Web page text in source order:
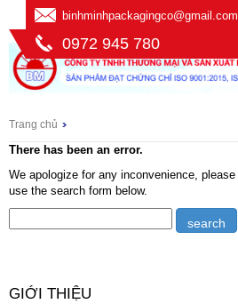
binhminhpackagingco@gmail.com
0972 945 780
Trang chủ
There has been an error.
We apologize for any inconvenience, please
use the search form below.
GIỚI THIỆU